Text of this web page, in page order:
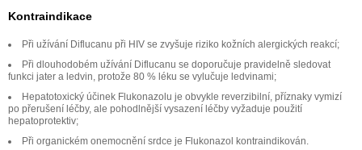
Kontraindikace
Při užívání Diflucanu při HIV se zvyšuje riziko kožních alergických reakcí;
Při dlouhodobém užívání Diflucanu se doporučuje pravidelně sledovat
funkci jater a ledvin, protože 80 % léku se vylučuje ledvinami;
Hepatotoxický účinek Flukonazolu je obvykle reverzibilní, příznaky vymizí
po přerušení léčby, ale pohodlnější vysazení léčby vyžaduje použití
hepatoprotektiv;
Při organickém onemocnění srdce je Flukonazol kontraindikován.